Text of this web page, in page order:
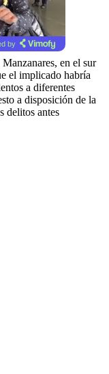
by
en el sur
el implicado habría
a diferentes
a disposición de la
delitos antes